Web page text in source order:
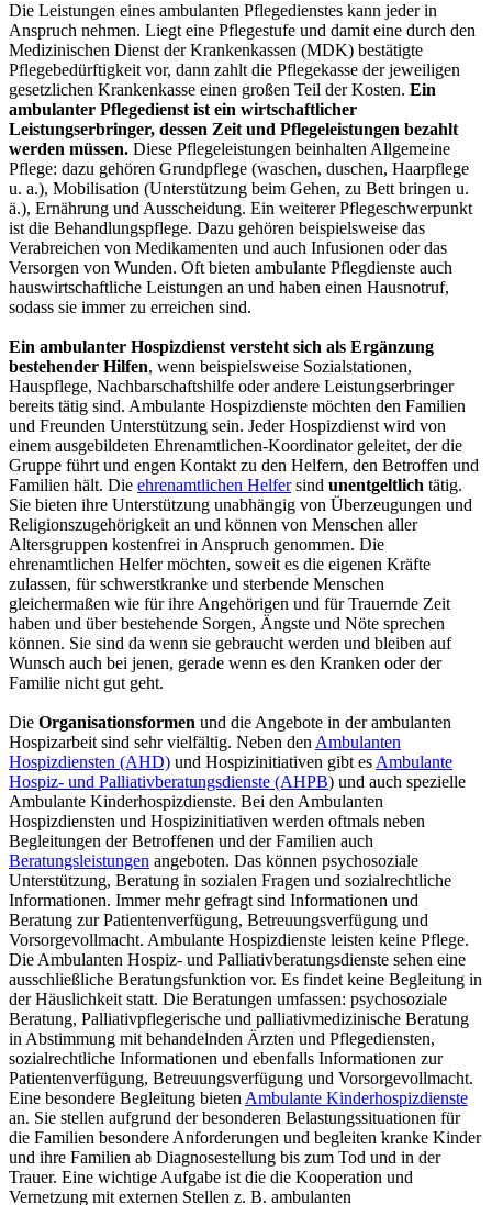
Die Leistungen eines ambulanten Pflegedienstes kann jeder in
Anspruch nehmen. Liegt eine Pflegestufe und damit eine durch den
Medizinischen Dienst der Krankenkassen (MDK) bestätigte
Pflegebedürftigkeit vor, dann zahlt die Pflegekasse der jeweiligen
gesetzlichen Krankenkasse einen großen Teil der Kosten. Ein
ambulanter Pflegedienst ist ein wirtschaftlicher
Leistungserbringer, dessen Zeit und Pflegeleistungen bezahlt
werden müssen. Diese Pflegeleistungen beinhalten Allgemeine
Pflege: dazu gehören Grundpflege (waschen, duschen, Haarpflege
u. a.), Mobilisation (Unterstützung beim Gehen, zu Bett bringen u.
ä.), Ernährung und Ausscheidung. Ein weiterer Pflegeschwerpunkt
ist die Behandlungspflege. Dazu gehören beispielsweise das
Verabreichen von Medikamenten und auch Infusionen oder das
Versorgen von Wunden. Oft bieten ambulante Pflegdienste auch
hauswirtschaftliche Leistungen an und haben einen Hausnotruf,
sodass sie immer zu erreichen sind.
Ein ambulanter Hospizdienst versteht sich als Ergänzung
bestehender Hilfen, wenn beispielsweise Sozialstationen,
Hauspflege, Nachbarschaftshilfe oder andere Leistungserbringer
bereits tätig sind. Ambulante Hospizdienste möchten den Familien
und Freunden Unterstützung sein. Jeder Hospizdienst wird von
einem ausgebildeten Ehrenamtlichen-Koordinator geleitet, der die
Gruppe führt und engen Kontakt zu den Helfern, den Betroffen und
Familien hält. Die ehrenamtlichen Helfersind unentgeltlich tätig.
Sie bieten ihre Unterstützung unabhängig von Überzeugungen und
Religionszugehörigkeit an und können von Menschen aller
Altersgruppen kostenfrei in Anspruch genommen. Die
ehrenamtlichen Helfer möchten, soweit es die eigenen Kräfte
zulassen, für schwerstkranke und sterbende Menschen
gleichermaßen wie für ihre Angehörigen und für Trauernde Zeit
haben und über bestehende Sorgen, Ängste und Nöte sprechen
können. Sie sind da wenn sie gebraucht werden und bleiben auf
Wunsch auch bei jenen, gerade wenn es den Kranken oder der
Familie nicht gut geht.
Die Organisationsformen und die Angebote in der ambulanten
Hospizarbeit sind sehr vielfältig. Neben den Ambulanten
Hospizdiensten (AHD) und Hospizinitiativen gibt es Ambulante
Hospiz- und Palliativberatungsdienste (AHPB) und auch spezielle
Ambulante Kinderhospizdienste. Bei den Ambulanten
Hospizdiensten und Hospizinitiativen werden oftmals neben
Begleitungen der Betroffenen und der Familien auch
Beratungsleistungen angeboten. Das können psychosoziale
Unterstützung, Beratung in sozialen Fragen und sozialrechtliche
Informationen. Immer mehr gefragt sind Informationen und
Beratung zur Patientenverfügung, Betreuungsverfügung und
Vorsorgevollmacht. Ambulante Hospizdienste leisten keine Pflege.
Die Ambulanten Hospiz- und Palliativberatungsdienste sehen eine
ausschließliche Beratungsfunktion vor. Es findet keine Begleitung in
der Häuslichkeit statt. Die Beratungen umfassen: psychosoziale
Beratung, Palliativpflegerische und palliativmedizinische Beratung
in Abstimmung mit behandelnden Ärzten und Pflegediensten,
sozialrechtliche Informationen und ebenfalls Informationen zur
Patientenverfügung, Betreuungsverfügung und Vorsorgevollmacht.
Eine besondere Begleitung bieten Ambulante Kinderhospizdienste
an. Sie stellen aufgrund der besonderen Belastungssituationen für
die Familien besondere Anforderungen und begleiten kranke Kinder
und ihre Familien ab Diagnosestellung bis zum Tod und in der
Trauer. Eine wichtige Aufgabe ist die die Kooperation und
Vernetzung mit externen Stellen z. B. ambulanten